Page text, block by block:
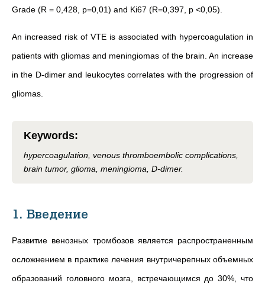
Grade (R = 0,428, p=0,01) and Ki67 (R=0,397, p <0,05).
An increased risk of VTE is associated with hypercoagulation in
patients with gliomas and meningiomas of the brain. An increase
in the D-dimer and leukocytes correlates with the progression of
gliomas.
Keywords:
hypercoagulation, venous thromboembolic complications,
brain tumor, glioma, meningioma, D-dimer.
1. Введение
Развитие венозных тромбозов является распространенным
осложнением в практике лечения внутричерепных объемных
образований головного мозга, встречающимся до 30%, что